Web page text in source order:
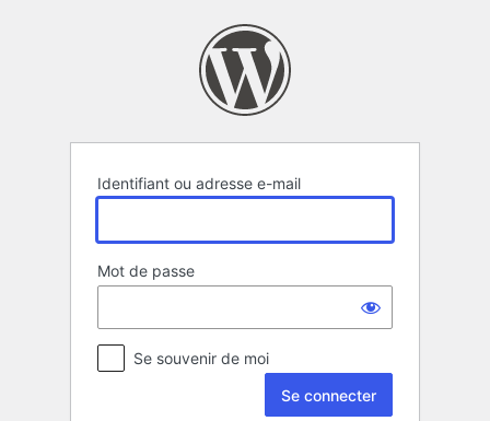
Identifiant ou adresse e-mail
Mot de passe
Se souvenir de moi